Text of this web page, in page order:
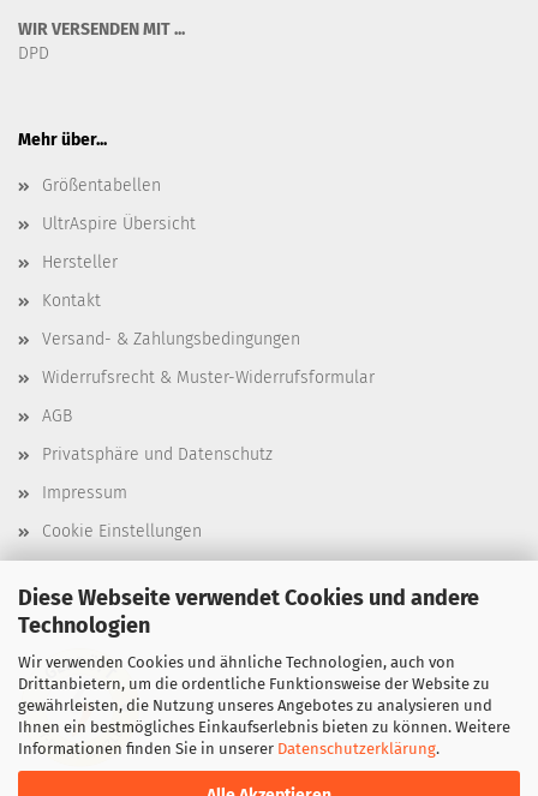
Diese Webseite verwendet Cookies und andere
Technologien
Wir verwenden Cookies und ähnliche Technologien, auch von
Drittanbietern, um die ordentliche Funktionsweise der Website zu
gewährleisten, die Nutzung unseres Angebotes zu analysieren und
Ihnen ein bestmögliches Einkaufserlebnis bieten zu können. Weitere
Informationen finden Sie in unserer Datenschutzerklärung.
WIR VERSENDEN MIT ...
DPD
Mehr über...
Größentabellen
UltrAspire Übersicht
Hersteller
Kontakt
Versand- & Zahlungsbedingungen
Widerrufsrecht & Muster-Widerrufsformular
AGB
Privatsphäre und Datenschutz
Impressum
Cookie Einstellungen